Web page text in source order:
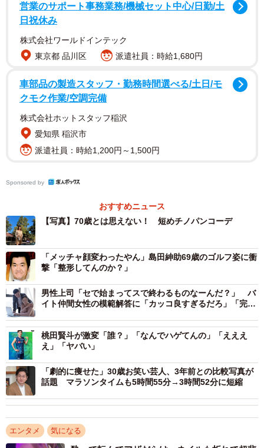
営業のサポート事務業務/機械セット中心/日勤/土
日祝休み
株式会社ワールドインテック
東京都 品川区
派遣社員：時給1,680円
車部品の製造スタッフ・勤務時間選べる/土日/モ
クモク作業/空調完備
株式会社ホットスタッフ稲沢
愛知県 稲沢市
派遣社員：時給1,200円～1,500円
Sponsored by
おすすめニュース
【写真】70歳とは思えない！ 短めチノパンコーデ
「メッチャ顔変わったやん」島田紳助69歳のゴルフ姿に衝
撃「整形してんのか？」
男性上司「セで始まってスで終わるものなーんだ？」 バ
イト仲間女性の模範解答に「カッコ良すぎるだろ」「完璧
桃田賢斗が激変「誰？」「なんでハゲてんの」「えええ
え」「ヤバい」
「劇的に痩せた」30歳お笑い芸人、3年前との比較写真が
話題 マラソンタイムも5時間55分→3時間52分に短縮
エンタメ 気になる